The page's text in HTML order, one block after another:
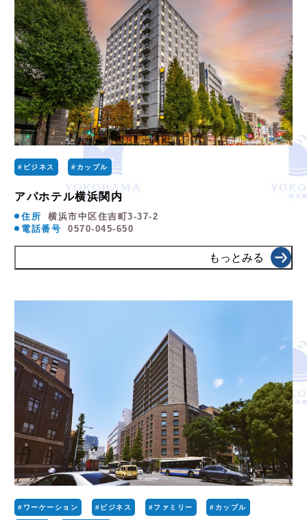
#ビジネス #カップル
アパホテル横浜関内
住所
横浜市中区住吉町3-37-2
電話番号
0570-045-650
もっとみる
#ワーケーション #ビジネス #ファミリー #カップル